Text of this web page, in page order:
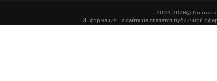
2004-2026© Портал
Информация на сайте не является публичной